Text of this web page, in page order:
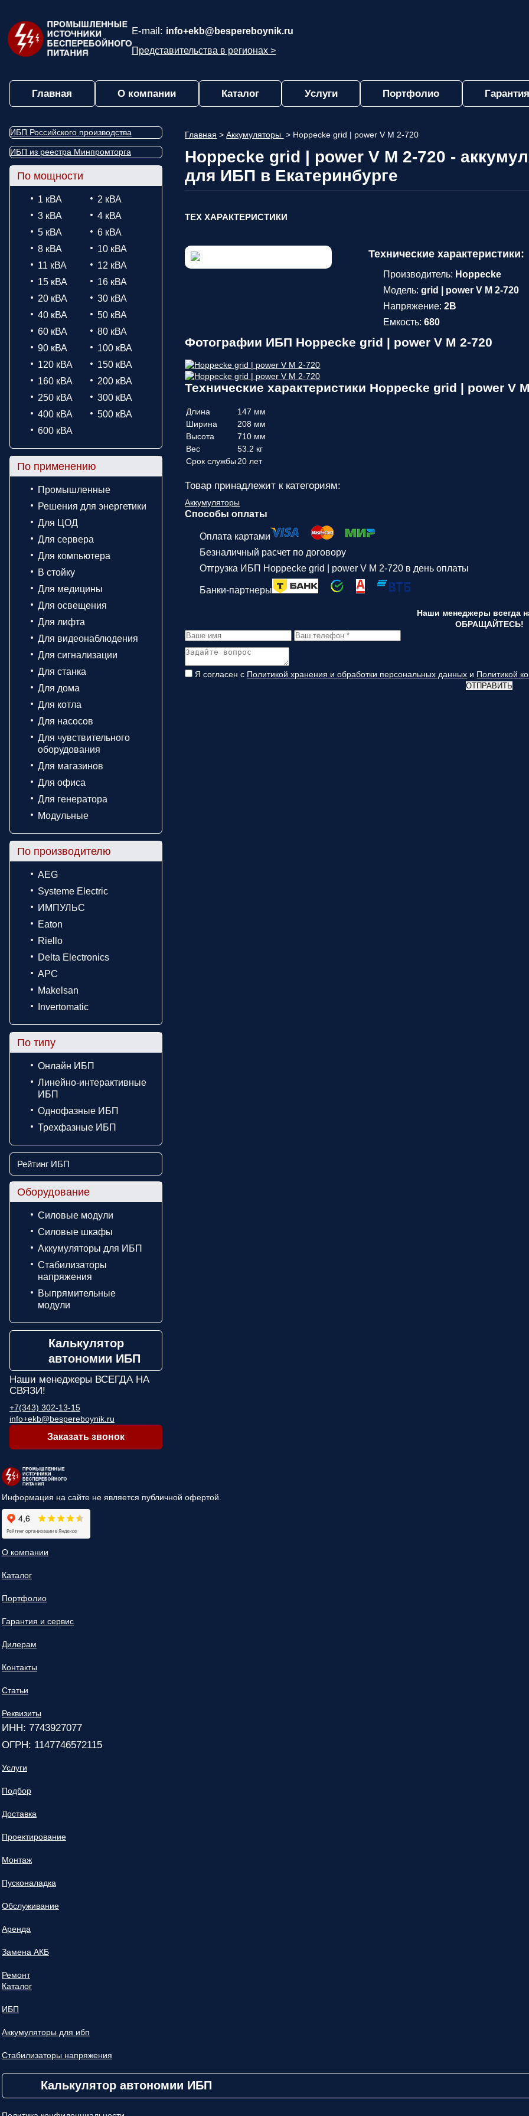
E-mail: info+ekb@bespereboynik.ru
Представительства в регионах >
Главная О компании Каталог Услуги Портфолио
ИБП Российского производства
ИБП из реестра Минпромторга
По мощности
1 кВА
2 кВА
3 кВА
4 кВА
5 кВА
6 кВА
8 кВА
10 кВА
11 кВА
12 кВА
15 кВА
16 кВА
20 кВА
30 кВА
40 кВА
50 кВА
60 кВА
80 кВА
90 кВА
100 кВА
120 кВА
150 кВА
160 кВА
200 кВА
250 кВА
300 кВА
400 кВА
500 кВА
600 кВА
По применению
Промышленные
Решения для энергетики
Для ЦОД
Для сервера
Для компьютера
В стойку
Для медицины
Для освещения
Для лифта
Для видеонаблюдения
Для сигнализации
Для станка
Для дома
Для котла
Для насосов
Для чувствительного
оборудования
Для магазинов
Для офиса
Для генератора
Модульные
По производителю
AEG
Systeme Electric
ИМПУЛЬС
Eaton
Riello
Delta Electronics
APC
Makelsan
Invertomatic
По типу
Онлайн ИБП
Линейно-интерактивные
ИБП
Однофазные ИБП
Трехфазные ИБП
Рейтинг ИБП
Оборудование
Силовые модули
Силовые шкафы
Аккумуляторы для ИБП
Стабилизаторы
напряжения
Выпрямительные
модули
Калькулятор
автономии ИБП
Наши менеджеры ВСЕГДА НА
СВЯЗИ!
+7(343) 302-13-15
info+ekb@bespereboynik.ru
Заказать звонок
Главная > Аккумуляторы > Hoppecke grid | power V M 2-720
Hoppecke grid | power V M 2-720 -
для ИБП в Екатеринбурге
ТЕХ ХАРАКТЕРИСТИКИ
Технические характеристики:
Производитель: Hoppecke
Модель:grid | power V M 2-720
Напряжение:2В
Емкость:680
Фотографии ИБП Hoppecke grid | power V M 2-720
Технические характеристики Hoppecke grid | power V
Длина
147 мм
Ширина
208 мм
Высота
710 мм
Вес
53.2 кг
Срок службы 20 лет
Товар принадлежит к категориям:
Аккумуляторы
Способы оплаты
Оплата картами
Безналичный расчет по договору
Отгрузка ИБП Hoppecke grid | power V M 2-720 в день оплаты
Банки-партнеры
Наши менеджеры всегда
ОБРАЩАЙТЕСЬ!
Я согласен с Политикой хранения и обработки персональных данных и Политикой
ОТПРАВИТЬ
Информация на сайте не является публичной офертой.
О компании
Каталог
Портфолио
Гарантия и сервис
Дилерам
Контакты
Статьи
Реквизиты
ИНН: 7743927077
ОГРН: 1147746572115
Услуги
Подбор
Доставка
Проектирование
Монтаж
Пусконаладка
Обслуживание
Аренда
Замена АКБ
Ремонт
Каталог
ИБП
Аккумуляторы для ибп
Стабилизаторы напряжения
Калькулятор автономии ИБП